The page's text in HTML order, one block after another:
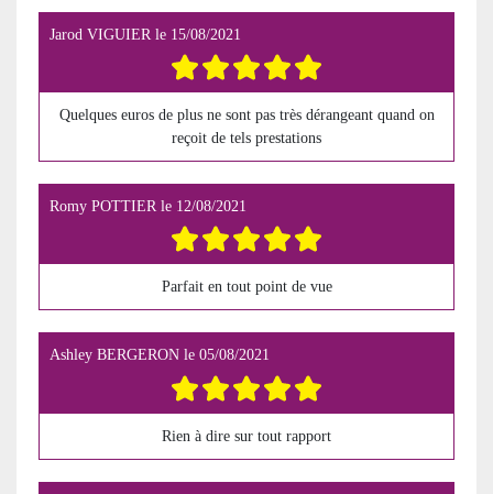
Jarod VIGUIER le 15/08/2021
Quelques euros de plus ne sont pas très dérangeant quand on
reçoit de tels prestations
Romy POTTIERle 12/08/2021
Parfait en tout point de vue
Ashley BERGERON le 05/08/2021
Rien à dire sur tout rapport